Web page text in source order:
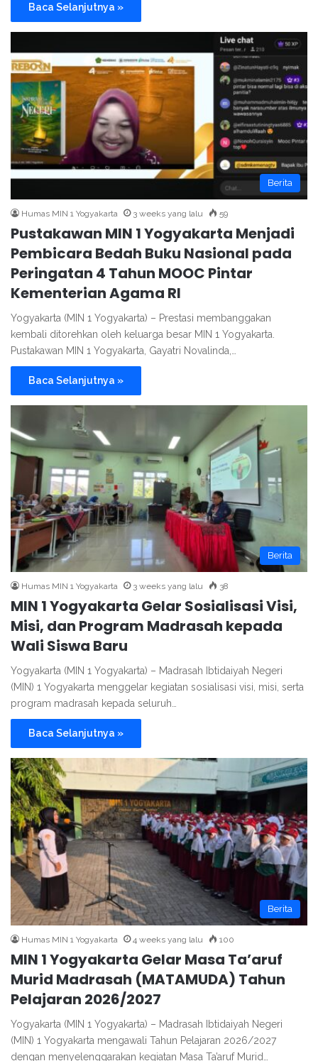
Baca Selanjutnya »
Berita
Humas MIN 1 Yogyakarta 3 weeks yang lalu 59
Pustakawan MIN 1 Yogyakarta Menjadi
Pembicara Bedah Buku Nasional pada
Peringatan 4 Tahun MOOC Pintar
Kementerian Agama RI
Yogyakarta (MIN 1 Yogyakarta) – Prestasi membanggakan
kembali ditorehkan oleh keluarga besar MIN 1 Yogyakarta.
Pustakawan MIN 1 Yogyakarta, Gayatri Novalinda,…
Baca Selanjutnya »
Berita
Humas MIN 1 Yogyakarta 3 weeks yang lalu 38
MIN 1 Yogyakarta Gelar Sosialisasi Visi,
Misi, dan Program Madrasah kepada
Wali Siswa Baru
Yogyakarta (MIN 1 Yogyakarta) – Madrasah Ibtidaiyah Negeri
(MIN) 1 Yogyakarta menggelar kegiatan sosialisasi visi, misi, serta
program madrasah kepada seluruh…
Baca Selanjutnya »
Berita
Humas MIN 1 Yogyakarta 4 weeks yang lalu 100
MIN 1 Yogyakarta Gelar Masa Ta’aruf
Murid Madrasah (MATAMUDA) Tahun
Pelajaran 2026/2027
Yogyakarta (MIN 1 Yogyakarta) – Madrasah Ibtidaiyah Negeri
(MIN) 1 Yogyakarta mengawali Tahun Pelajaran 2026/2027
dengan menyelenggarakan kegiatan Masa Ta’aruf Murid…